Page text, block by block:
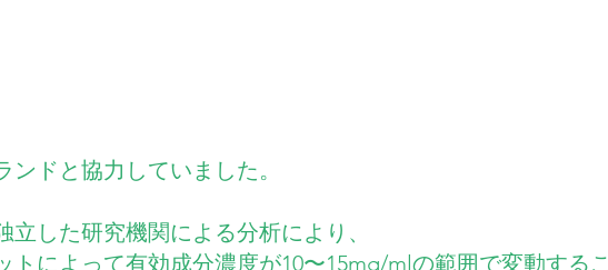
ンドと協力していました。
立した研究機関による分析により、
トによって有効成分濃度が10〜15mg/mlの範囲で変動する